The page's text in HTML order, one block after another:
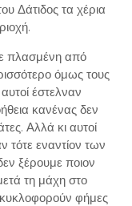
Δάτιδος τα χέρια
πλασμένη από
όμως τους
έστελναν
κανένας δεν
Αλλά κι αυτοί
τότε εναντίον των
ξέρουμε ποιον
τη μάχη στο
φήμες